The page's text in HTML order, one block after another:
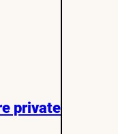
private